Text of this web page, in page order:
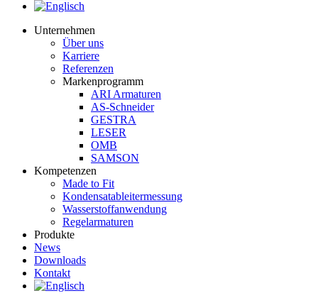
Unternehmen
Über uns
Karriere
Referenzen
Markenprogramm
ARI Armaturen
AS-Schneider
GESTRA
LESER
OMB
SAMSON
Kompetenzen
Made to Fit
Kondensat­ableiter­messung
Wasserstoff­anwendung
Regel­arma­turen
Produkte
News
Downloads
Kontakt